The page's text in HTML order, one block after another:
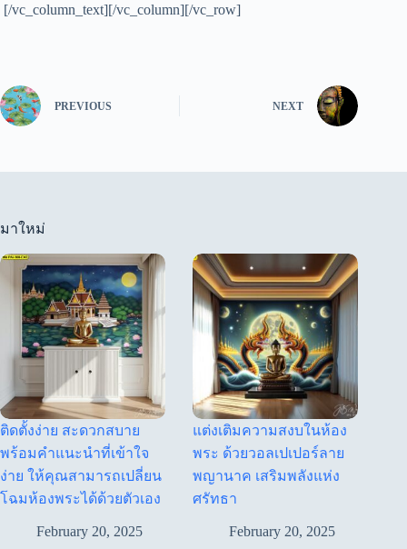
[/vc_column_text][/vc_column][/vc_row]
PREVIOUS NEXT
มาใหม่
ติดตั้งง่าย สะดวกสบาย
พร้อมคำแนะนำที่เข้าใจ
ง่าย ให้คุณสามารถเปลี่ยน
โฉมห้องพระได้ด้วยตัวเอง
February 20, 2025
แต่งเติมความสงบในห้อง
พระ ด้วยวอลเปเปอร์ลาย
พญานาค เสริมพลังแห่ง
ศรัทธา
February 20, 2025